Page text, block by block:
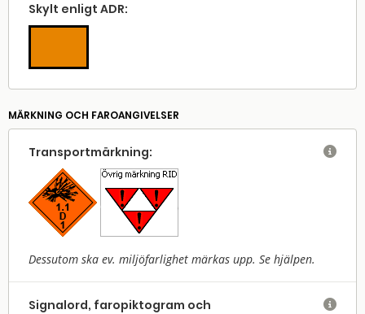
Skylt enligt ADR:
MÄRKNING OCH FAROANGIVELSER
Transport­märkning:
Dessutom ska ev. miljöfarlighet märkas upp. Se hjälpen.

Signalord, faropiktogram och
